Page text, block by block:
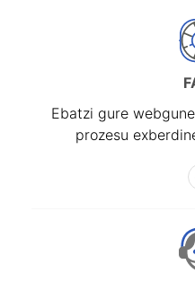
Ebatzi gure
prozesu